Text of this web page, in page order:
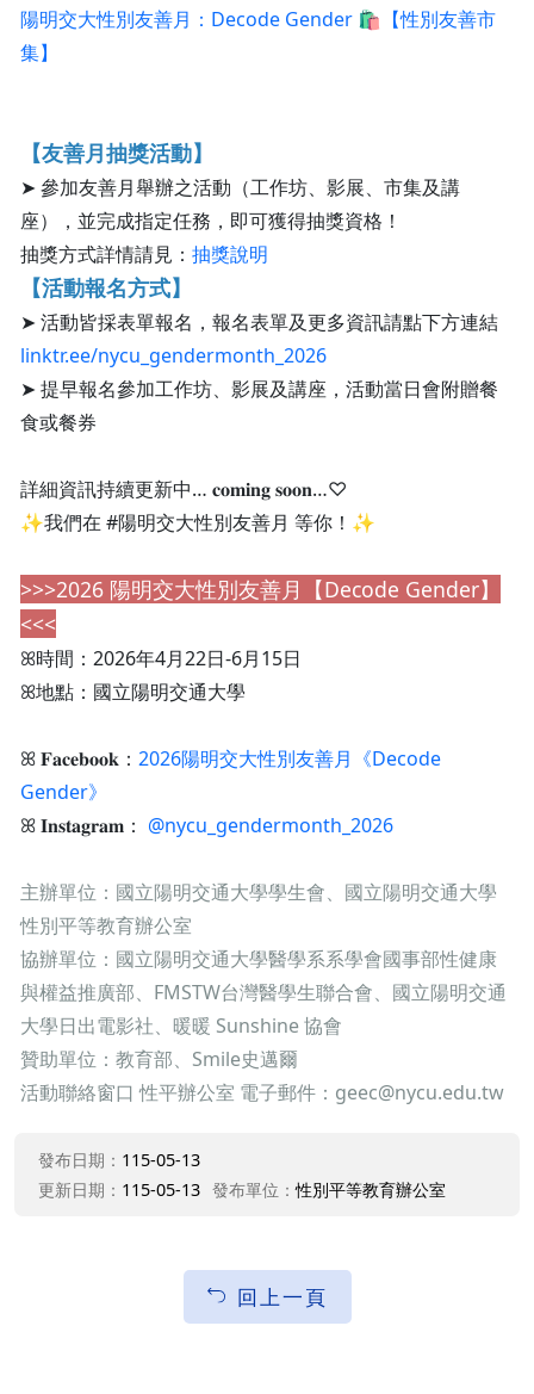
陽明交大性別友善月：Decode Gender 🛍️【性別友善市
集】
【友善月抽獎活動】
➤ 參加友善月舉辦之活動（工作坊、影展、市集及講
座），並完成指定任務，即可獲得抽獎資格！
抽獎方式詳情請見： 抽獎說明
【活動報名方式】
➤ 活動皆採表單報名，報名表單及更多資訊請點下方連結
linktr.ee/nycu_gendermonth_2026
➤ 提早報名參加工作坊、影展及講座，活動當日會附贈餐
食或餐券️
詳細資訊持續更新中… 𝐜𝐨𝐦𝐢𝐧𝐠 𝐬𝐨𝐨𝐧…♡
✨我們在 #陽明交大性別友善月 等你！✨
>>>2026 陽明交大性別友善月【Decode Gender】
<<<
ꕤ時間：2026年4月22日-6月15日
ꕤ地點：國立陽明交通大學
ꕤ 𝐅𝐚𝐜𝐞𝐛𝐨𝐨𝐤： 2026陽明交大性別友善月《Decode
Gender》
ꕤ 𝐈𝐧𝐬𝐭𝐚𝐠𝐫𝐚𝐦： @nycu_gendermonth_2026
主辦單位：國立陽明交通大學學生會、國立陽明交通大學
性別平等教育辦公室
協辦單位：國立陽明交通大學醫學系系學會國事部性健康
與權益推廣部、FMSTW台灣醫學生聯合會、國立陽明交通
大學日出電影社、暖暖 Sunshine 協會
贊助單位：教育部、Smile史邁爾
活動聯絡窗口 性平辦公室 電子郵件：geec@nycu.edu.tw
發布日期： 115-05-13
更新日期： 115-05-13 發布單位：性別平等教育辦公室
回上一頁